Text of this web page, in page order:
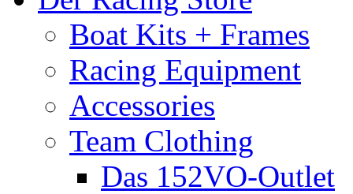
Boat Kits + Frames
Racing Equipment
Accessories
Team Clothing
Das 152VO-Outlet